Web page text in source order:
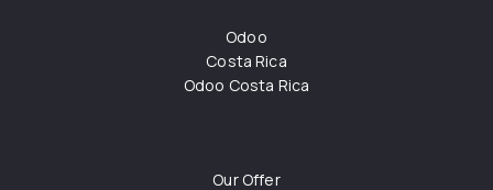
Odoo
Costa Rica
Odoo Costa Rica
Our Offer